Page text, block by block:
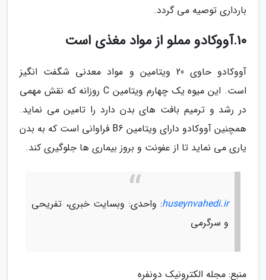
بارداری توصیه می گردد.
10.آووکادو مملو از مواد مغذی است
آووکادو حاوی 20 ویتامین و مواد معدنی شگفت انگیز
است. این میوه یک چهارم ویتامین C روزانه که نقش مهمی
در رشد و ترمیم بافت های بدن دارد را تامین می نماید.
همچنین آووکادو دارای ویتامین B6 فراوانی است که به بدن
یاری می نماید تا از عفونت و بروز بیماری ها جلوگیری کند.
huseynvahedi.ir: واحدی: وبسایت خبری، تفریحی
و سرگرمی
منبع: مجله الکترونیک دونفره